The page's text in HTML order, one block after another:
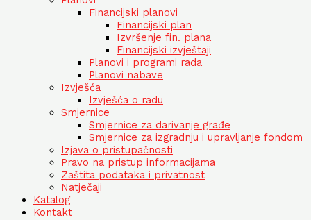
Financijski planovi
Financijski plan
Izvršenje fin. plana
Financijski izvještaji
Planovi i programi rada
Planovi nabave
Izvješća
Izvješća o radu
Smjernice
Smjernice za darivanje građe
Smjernice za izgradnju i upravljanje fondom
Izjava o pristupačnosti
Pravo na pristup informacijama
Zaštita podataka i privatnost
Natječaji
Katalog
Kontakt